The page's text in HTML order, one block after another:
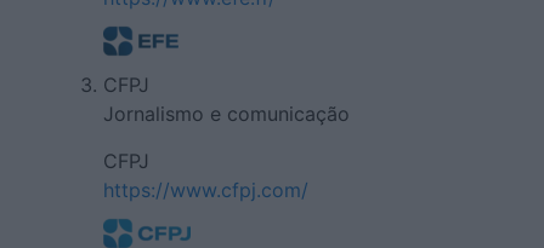
CFPJ
Jornalismo e comunicação
CFPJ
https://www.cfpj.com/